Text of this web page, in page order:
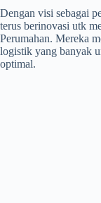
Dengan visi sebagai
terus berinovasi utk
Perumahan. Mereka
logistik yang banyak
optimal.